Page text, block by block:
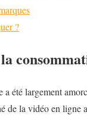
?
a été largement
de la vidéo en ligne